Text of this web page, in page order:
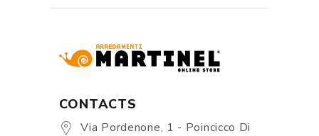
CONTACTS
Via Pordenone, 1 - Poincicco Di